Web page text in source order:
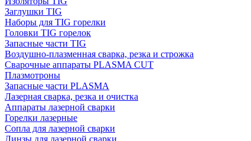
Заглушки TIG
Наборы для TIG горелки
Головки TIG горелок
Запасные части TIG
Воздушно-плазменная сварка, резка и строжка
Сварочные аппараты PLASMA CUT
Плазмотроны
Запасные части PLASMA
Лазерная сварка, резка и очистка
Аппараты лазерной сварки
Горелки лазерные
Сопла для лазерной сварки
Линзы для лазерной сварки